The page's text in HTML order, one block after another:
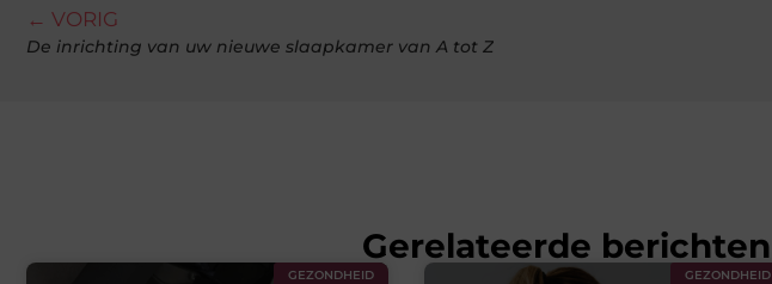
← VORIG
De inrichting van uw nieuwe slaapkamer van A tot Z
Gerelateerde berichten
GEZONDHEID GEZONDHEID